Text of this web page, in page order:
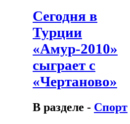
Сегодня в
Турции
«Амур-2010»
сыграет с
«Чертаново»
В разделе - Спорт